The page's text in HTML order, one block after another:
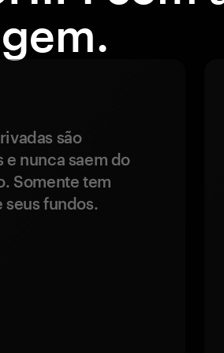
são
nunca saem do
Somente tem
fundos.